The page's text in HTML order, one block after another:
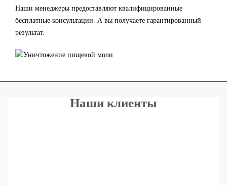
Наши менеджеры предоставляют квалифицированные
бесплатные консультации. А вы получаете гарантированный
результат.
Наши клиенты